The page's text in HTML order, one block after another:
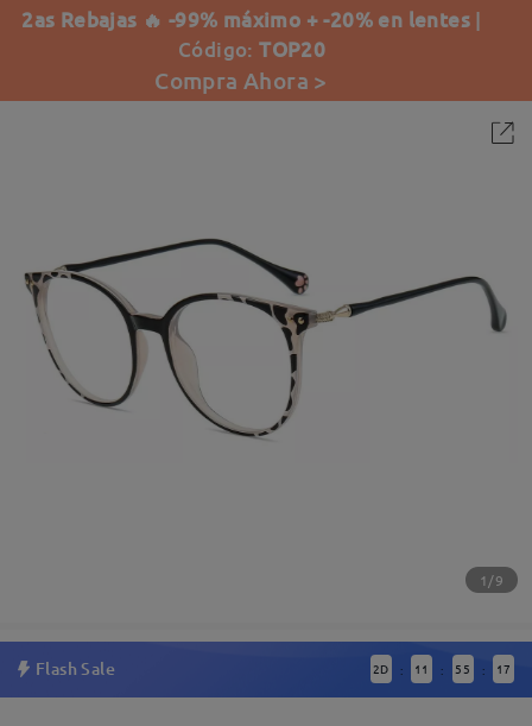
2as Rebajas 🔥 -99% máximo + -20% en lentes |
Código:TOP20
Compra Ahora >
1/9
Flash Sale 2D : 11 : 55 : 17